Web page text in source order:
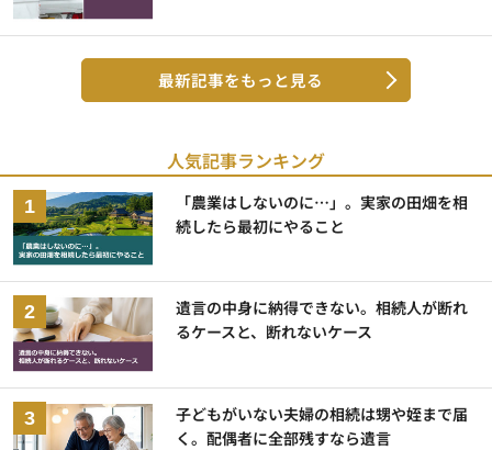
最新記事をもっと見る
人気記事ランキング
「農業はしないのに…」。実家の田畑を相
続したら最初にやること
遺言の中身に納得できない。相続人が断れ
るケースと、断れないケース
子どもがいない夫婦の相続は甥や姪まで届
く。配偶者に全部残すなら遺言